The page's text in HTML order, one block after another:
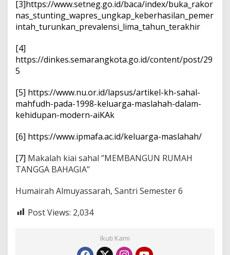
[3]https://www.setneg.go.id/baca/index/buka_rakor
nas_stunting_wapres_ungkap_keberhasilan_pemer
intah_turunkan_prevalensi_lima_tahun_terakhir
[4]
https://dinkes.semarangkota.go.id/content/post/29
5
[5] https://www.nu.or.id/lapsus/artikel-kh-sahal-
mahfudh-pada-1998-keluarga-maslahah-dalam-
kehidupan-modern-aiKAk
[6] https://www.ipmafa.ac.id/keluarga-maslahah/
[7] Makalah kiai sahal ‘’MEMBANGUN RUMAH
TANGGA BAHAGIA’’
Humairah Almuyassarah, Santri Semester 6
Post Views: 2,034
Ikuti Kami